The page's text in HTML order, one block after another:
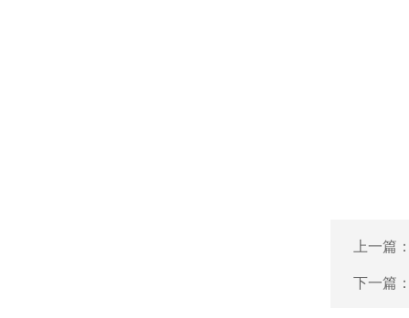
上一篇
下一篇